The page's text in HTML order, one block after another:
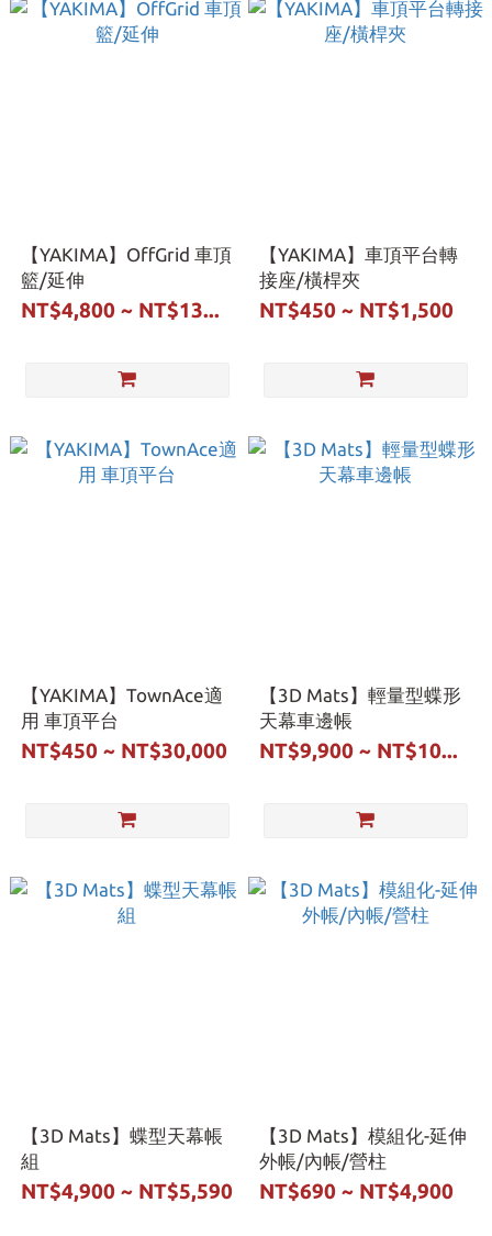
【YAKIMA】OffGrid 車頂
籃/延伸
NT$4,800 ~ NT$13...
【YAKIMA】車頂平台轉
接座/橫桿夾
NT$450 ~ NT$1,500
【YAKIMA】TownAce適
用 車頂平台
NT$450 ~ NT$30,000
【3D Mats】輕量型蝶形
天幕車邊帳
NT$9,900 ~ NT$10...
【3D Mats】蝶型天幕帳
組
NT$4,900 ~ NT$5,590
【3D Mats】模組化-延伸
外帳/內帳/營柱
NT$690 ~ NT$4,900